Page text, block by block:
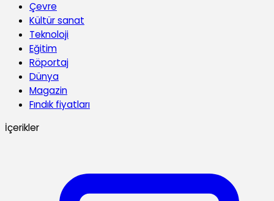
Çevre
Kültür sanat
Teknoloji
Eğitim
Röportaj
Dünya
Magazin
Fındık fiyatları
İçerikler